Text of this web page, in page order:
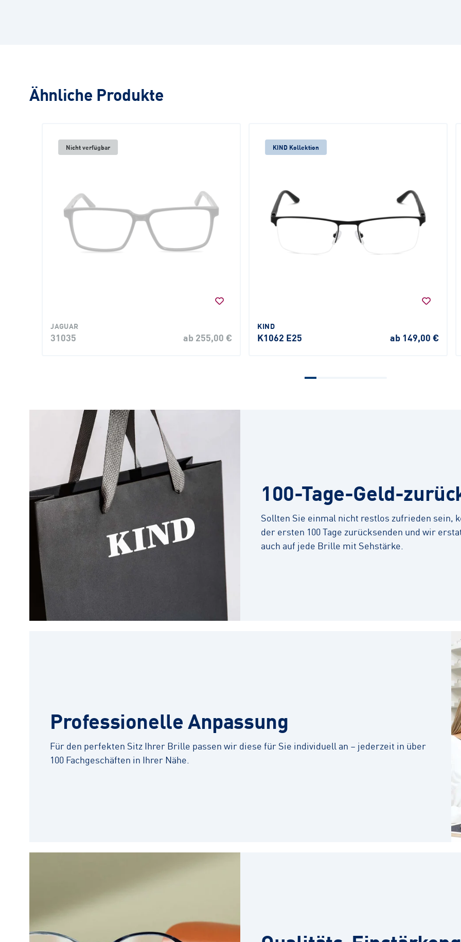
Ähnliche Produkte
Nicht verfügbar
JAGUAR
31035 ab 255,00 €
KIND Kollektion
KIND
K1062 E25 ab 149,00 €
100-Tage-Geld-
Sollten Sie einmal nicht restlos zufrieden sein,
der ersten 100 Tage zurücksenden und wir
auch auf jede Brille mit Sehstärke.
Professionelle Anpassung
Für den perfekten Sitz Ihrer Brille passen wir diese für Sie individuell an – jederzeit in über
100 Fachgeschäften in Ihrer Nähe.